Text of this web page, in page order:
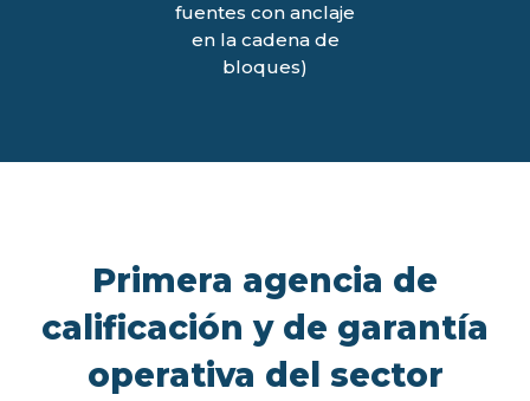
fuentes con anclaje
en la cadena de
bloques)
Primera agencia de
calificación y de garantía
operativa del sector